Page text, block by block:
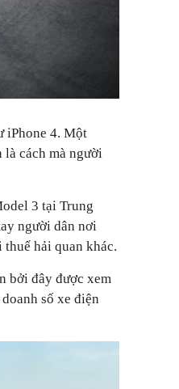
iPhone 4. Một
cách mà người
3 tại Trung
người dân nơi
hải quan khác.
bởi đây được xem
số xe điện